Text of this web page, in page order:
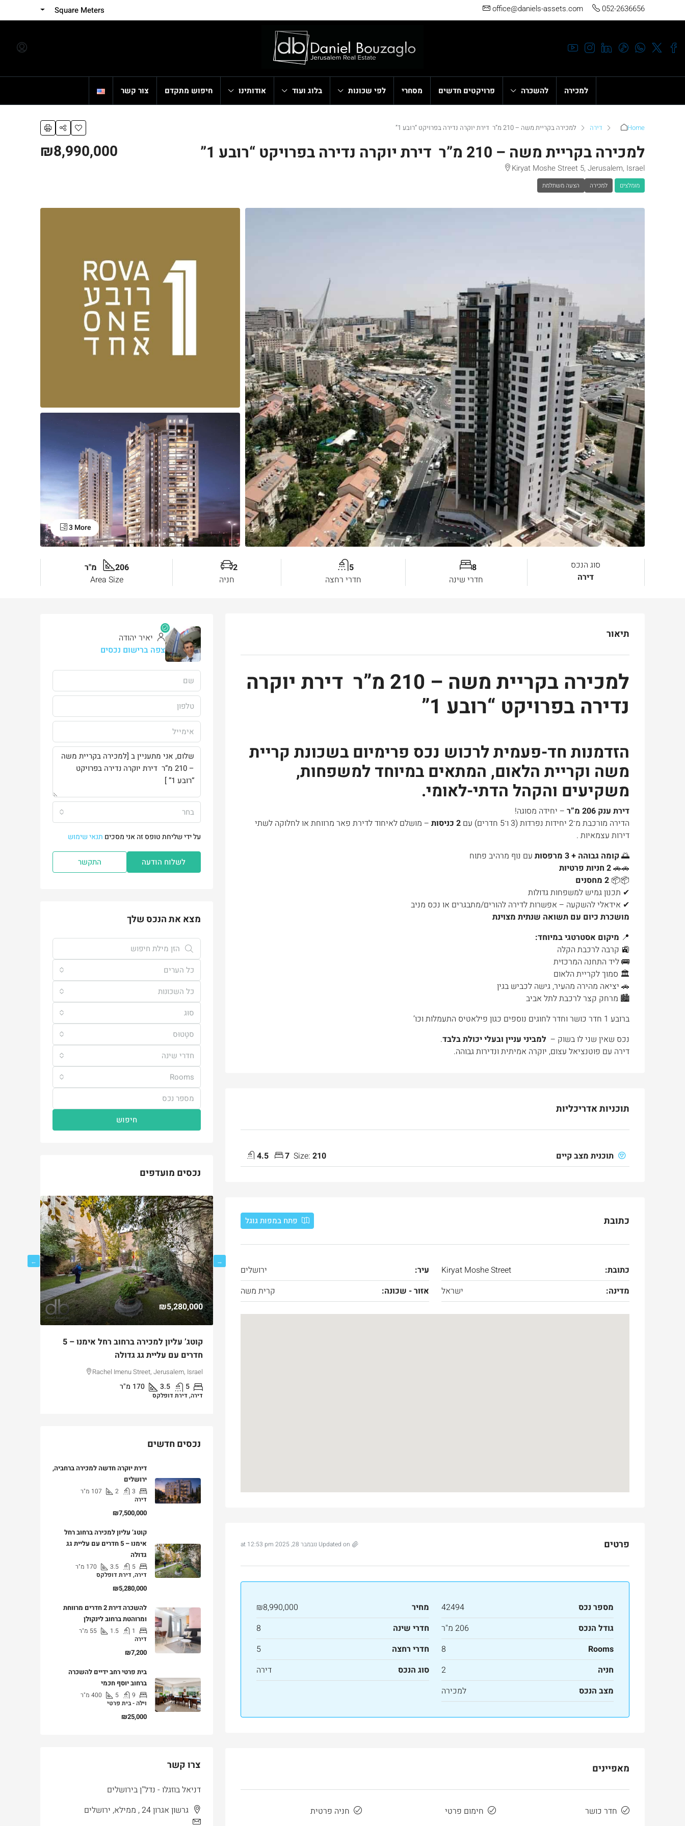
052-2636656
office@daniels-assets.com
Square Meters
למכירה להשכרה פרויקטים חדשים מסחרי לפי שכונות בלוג ועוד אודותינו חיפוש מתקדם צור קשר
Home דירה למכירה בקריית משה – 210 מ”ר דירת יוקרה נדירה בפרויקט “רובע 1”
למכירה בקריית משה – 210 מ”ר דירת יוקרה נדירה בפרויקט “רובע 1”
Kiryat Moshe Street 5, Jerusalem, Israel
מומלצים למכירה הצעה משתלמת
₪8,990,000
3 More
סוג הנכס
דירה
8
חדרי שינה
5
חדרי רחצה
2
חניה
206 מ"ר
Area Size
תיאור
למכירה בקריית משה – 210 מ”ר דירת יוקרה
נדירה בפרויקט “רובע 1”
הזדמנות חד-פעמית לרכוש נכס פרימיום בשכונת קריית
משה וקריית הלאום, המתאים במיוחד למשפחות,
משקיעים והקהל הדתי-לאומי.
דירת ענק 206 מ”ר
– יחידה מסוגה!
הדירה מורכבת מ־2 יחידות נפרדות (3 ו־5 חדרים) עם
2 כניסות
– מושלם לאיחוד לדירת פאר מרווחת או לחלוקה לשתי
דירות עצמאיות .
🌅קומה גבוהה + 3 מרפסות
עם נוף מרהיב פתוח
🚗🚗2 חניות פרטיות
📦📦 2 מחסנים
✔ תכנון גמיש למשפחות גדולות
✔ אידאלי להשקעה – אפשרות לדירה להורים/מתבגרים או נכס מניב
מושכרת כיום עם תשואה שנתית מצוינת
📍 מיקום אסטרטגי במיוחד:
🚉 קרבה לרכבת הקלה
🚌 ליד התחנה המרכזית
🏛 סמוך לקריית הלאום
🚗 יציאה מהירה מהעיר, גישה לכביש בגין
🏙 מרחק קצר לרכבת לתל אביב
ברובע 1 חדר כושר וחדר לחוגים נוספים כגון פילאטיס התעמלות וכו’
נכס שאין שני לו בשוק – למביני עניין ובעלי יכולת בלבד.
דירה עם פוטנציאל עצום, יוקרה אמיתית ונדירות גבוהה.
תוכניות אדריכליות
תוכנית מצב קיים Size: 210
7
4.5
כתובת פתח במפות גוגל
כתובת: Kiryat Moshe Street עיר:
ירושלים
מדינה:
ישראל אזור - שכונה: קרית משה
פרטים Updated on נובמבר 28, 2025 at 12:53 pm
מספר נכס 42494 מחיר
₪8,990,000
גודל הנכס
206 מ"ר חדרי שינה
8
Rooms
8 חדרי רחצה
5
חניה
2 סוג הנכס
דירה
מצב הנכס
למכירה
מאפיינים
חדר כושר חימום פרטי חניה פרטית
יאיר יהודה
צפה ברישום נכסים
בחר
על ידי שליחת טופס זה אני מסכים תנאי שימוש
לשלוח הודעה התקשר
מצא את הנכס שלך
כל הערים
כל השכונות
סוּג
סטָטוּס
חדרי שינה
Rooms
חיפוש
נכסים מועדפים
Ask for price
₪5,280,000
קוטג’ עליון למכירה ברחוב רחל אימנו – 5
חדרים עם עליית גג גדולה
Rachel Imenu Street, Jerusalem, Israel
5
3.5
170 מ"ר
דירה, דירת דופלקס
נכסים חדשים
דירת יוקרה חדשה למכירה ברחביה,
ירושלים
3
2
107 מ"ר
דירה
₪7,500,000
קוטג’ עליון למכירה ברחוב רחל
אימנו – 5 חדרים עם עליית גג
גדולה
5
3.5
170 מ"ר
דירה, דירת דופלקס
₪5,280,000
להשכרה דירת 2 חדרים מרווחת
ומרוהטת ברחוב לינקולן
1
1.5
55 מ"ר
דירה
₪7,200
בית פרטי רחב ידיים להשכרה
ברחוב יוסף חכמי
9
5
400 מ"ר
וילה - בית פרטי
₪25,000
צרו קשר
דניאל בוזגלו - נדל"ן בירושלים
גרשון אגרון 24 , ממילא, ירושלים